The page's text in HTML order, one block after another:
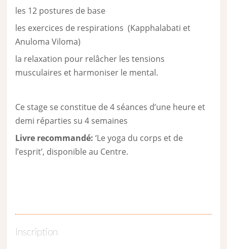
les 12 postures de base
les exercices de respirations (Kapphalabati et
Anuloma Viloma)
la relaxation pour relâcher les tensions
musculaires et harmoniser le mental.
Ce stage se constitue de 4 séances d’une heure et
demi réparties su 4 semaines
Livre recommandé:‘Le yoga du corps et de
l’esprit’, disponible au Centre.
Inscription